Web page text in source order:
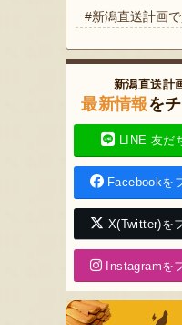
#新潟直送計画
新潟直送計
最新情報を
LINE 友だ
Facebookを
X(Twitter)を
Instagramを